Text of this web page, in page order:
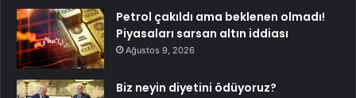
Petrol çakıldı ama beklenen olmadı!
Piyasaları sarsan altın iddiası
Ağustos 9, 2026
Biz neyin diyetini ödüyoruz?